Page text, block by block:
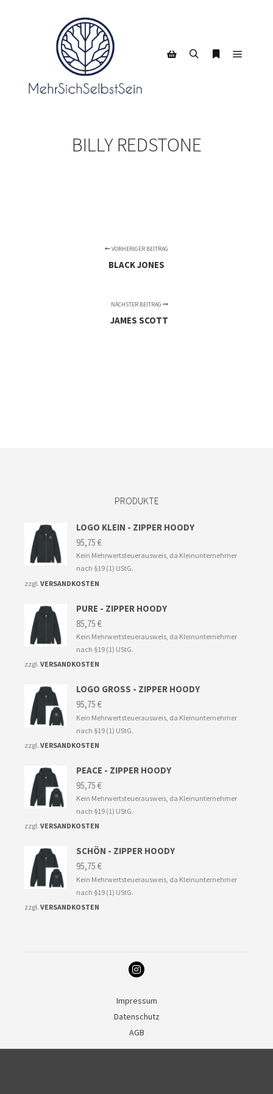
BILLY REDSTONE
VORHERIGER BEITRAG
BLACK JONES
NÄCHSTER BEITRAG
JAMES SCOTT
PRODUKTE
LOGO KLEIN - ZIPPER HOODY
95,75 €
Kein Mehrwertsteuerausweis, da Kleinunternehmer
nach §19 (1) UStG.
zzgl. VERSANDKOSTEN
PURE - ZIPPER HOODY
85,75 €
Kein Mehrwertsteuerausweis, da Kleinunternehmer
nach §19 (1) UStG.
zzgl. VERSANDKOSTEN
LOGO GROSS - ZIPPER HOODY
95,75 €
Kein Mehrwertsteuerausweis, da Kleinunternehmer
nach §19 (1) UStG.
zzgl. VERSANDKOSTEN
PEACE - ZIPPER HOODY
95,75 €
Kein Mehrwertsteuerausweis, da Kleinunternehmer
nach §19 (1) UStG.
zzgl. VERSANDKOSTEN
SCHÖN - ZIPPER HOODY
95,75 €
Kein Mehrwertsteuerausweis, da Kleinunternehmer
nach §19 (1) UStG.
zzgl. VERSANDKOSTEN
Impressum
Datenschutz
AGB